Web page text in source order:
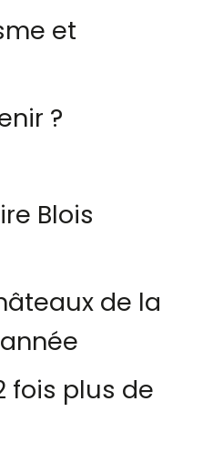
et
?
Blois
de la
fois plus de